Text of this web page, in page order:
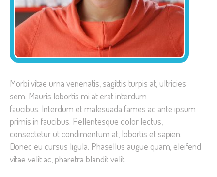
Morbi vitae urna venenatis, sagittis turpis at, ultricies
sem. Mauris lobortis mi at erat interdum
faucibus. Interdum et malesuada fames ac ante ipsum
primis in faucibus. Pellentesque dolor lectus,
consectetur ut condimentum at, lobortis et sapien.
Donec eu cursus ligula. Phasellus augue quam, eleifend
vitae velit ac, pharetra blandit velit.